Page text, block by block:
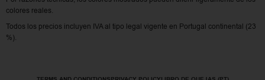
colores reales.
Todos los precios incluyen IVA al tipo legal vigente en Portugal continental (23
%).